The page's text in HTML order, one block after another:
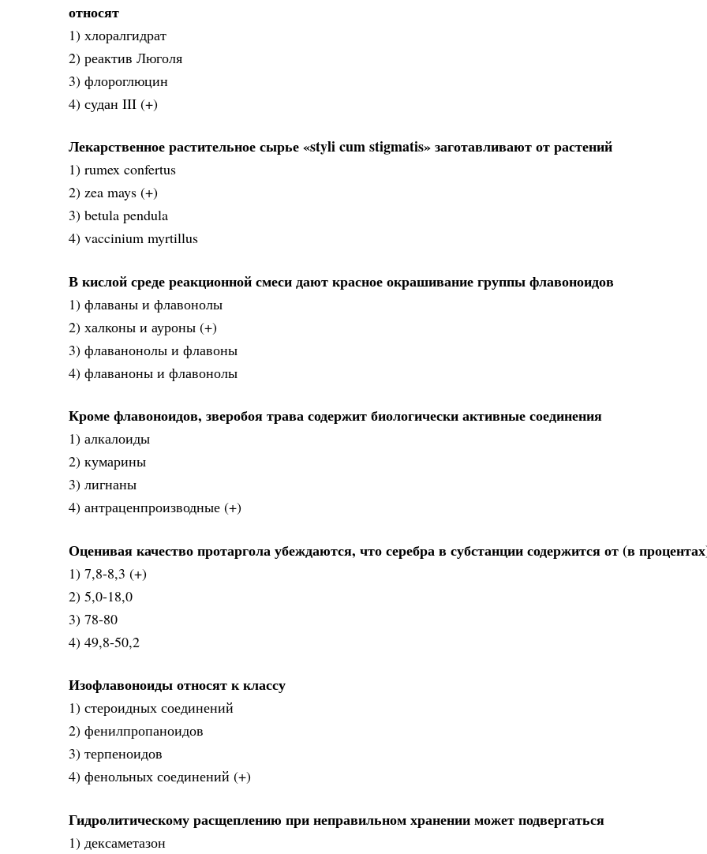
относят
1) хлоралгидрат
2) реактив Люголя
3) флороглюцин
4) судан III (+)
Лекарственное растительное сырье «styli cum stigmatis» заготавливают от растений
1) rumex confertus
2) zea mays (+)
3) betula pendula
4) vaccinium myrtillus
В кислой среде реакционной смеси дают красное окрашивание группы флавоноидов
1) флаваны и флавонолы
2) халконы и ауроны (+)
3) флаванонолы и флавоны
4) флаваноны и флавонолы
Кроме флавоноидов, зверобоя трава содержит биологически активные соединения
1) алкалоиды
2) кумарины
3) лигнаны
4) антраценпроизводные (+)
Оценивая качество протаргола убеждаются, что серебра в субстанции содержится от (в
1) 7,8-8,3 (+)
2) 5,0-18,0
3) 78-80
4) 49,8-50,2
Изофлавоноиды относят к классу
1) стероидных соединений
2) фенилпропаноидов
3) терпеноидов
4) фенольных соединений (+)
Гидролитическому расщеплению при неправильном хранении может подвергаться
1) дексаметазон